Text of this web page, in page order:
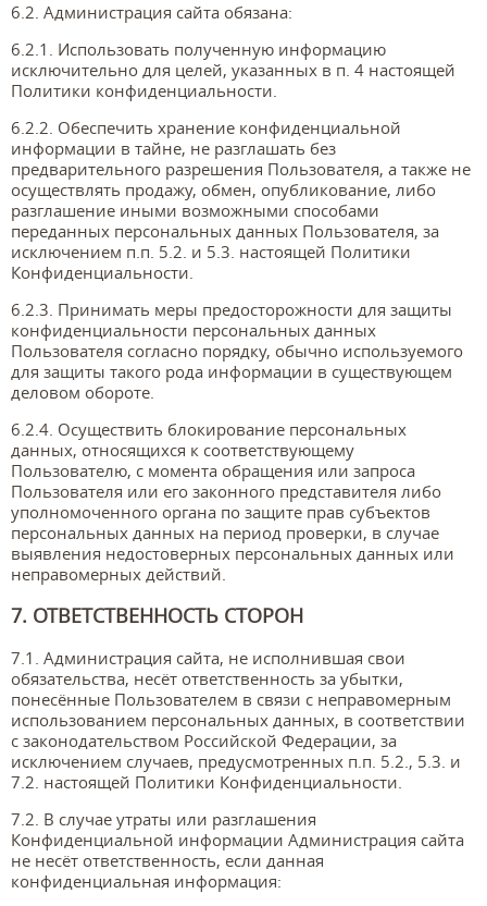
6.2. Администрация сайта обязана:
6.2.1. Использовать полученную информацию
исключительно для целей, указанных в п. 4 настоящей
Политики конфиденциальности.
6.2.2. Обеспечить хранение конфиденциальной
информации в тайне, не разглашать без
предварительного разрешения Пользователя, а также не
осуществлять продажу, обмен, опубликование, либо
разглашение иными возможными способами
переданных персональных данных Пользователя, за
исключением п.п. 5.2. и 5.3. настоящей Политики
Конфиденциальности.
6.2.3. Принимать меры предосторожности для защиты
конфиденциальности персональных данных
Пользователя согласно порядку, обычно используемого
для защиты такого рода информации в существующем
деловом обороте.
6.2.4. Осуществить блокирование персональных
данных, относящихся к соответствующему
Пользователю, с момента обращения или запроса
Пользователя или его законного представителя либо
уполномоченного органа по защите прав субъектов
персональных данных на период проверки, в случае
выявления недостоверных персональных данных или
неправомерных действий.
7. ОТВЕТСТВЕННОСТЬ СТОРОН
7.1. Администрация сайта, не исполнившая свои
обязательства, несёт ответственность за убытки,
понесённые Пользователем в связи с неправомерным
использованием персональных данных, в соответствии
с законодательством Российской Федерации, за
исключением случаев, предусмотренных п.п. 5.2., 5.3. и
7.2. настоящей Политики Конфиденциальности.
7.2. В случае утраты или разглашения
Конфиденциальной информации Администрация сайта
не несёт ответственность, если данная
конфиденциальная информация: